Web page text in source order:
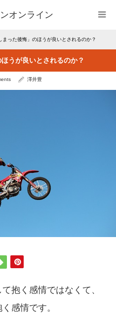
オンライン
まった後悔」のほうが良いとされるのか？
うが良いとされるのか？
澤井豊
抱く感情ではなくて、
感情です。